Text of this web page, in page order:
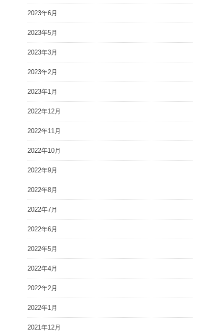
2023年6月
2023年5月
2023年3月
2023年2月
2023年1月
2022年12月
2022年11月
2022年10月
2022年9月
2022年8月
2022年7月
2022年6月
2022年5月
2022年4月
2022年2月
2022年1月
2021年12月